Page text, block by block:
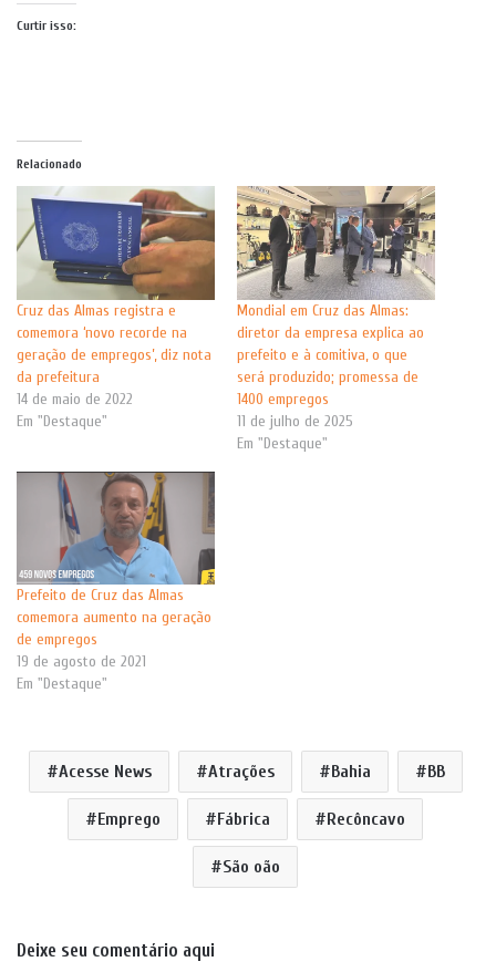
Curtir isso:
Relacionado
Cruz das Almas registra e
comemora ‘novo recorde na
geração de empregos’, diz nota
da prefeitura
14 de maio de 2022
Em "Destaque"
Mondial em Cruz das Almas:
diretor da empresa explica ao
prefeito e à comitiva, o que
será produzido; promessa de
1400 empregos
11 de julho de 2025
Em "Destaque"
Prefeito de Cruz das Almas
comemora aumento na geração
de empregos
19 de agosto de 2021
Em "Destaque"
Acesse News Atrações Bahia BB
Emprego Fábrica Recôncavo
São oão
Deixe seu comentário aqui